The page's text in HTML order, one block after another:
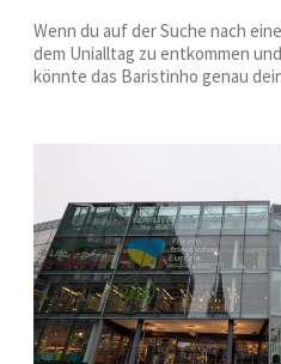
Wenn du auf der Suche nach
dem Unialltag zu entkommen
könnte das Baristinho genau